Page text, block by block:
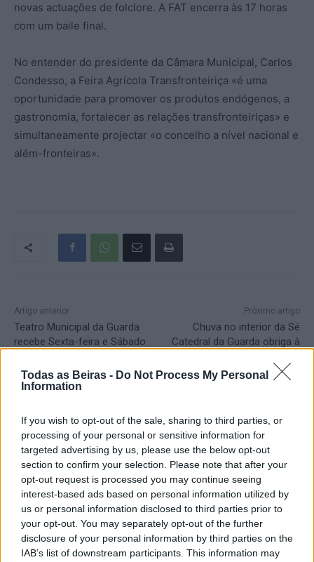
Todas as Beiras - Do Not Process My Personal
Information
If you wish to opt-out of the sale, sharing to third parties, or
processing of your personal or sensitive information for
targeted advertising by us, please use the below opt-out
section to confirm your selection. Please note that after your
opt-out request is processed you may continue seeing
interest-based ads based on personal information utilized by
us or personal information disclosed to third parties prior to
your opt-out. You may separately opt-out of the further
disclosure of your personal information by third parties on the
IAB’s list of downstream participants. This information may
novas actuações de folclore. A FAT encerra às 17 horas
com um baile final.
No entender do presidente da Câmara Municipal, Carlos
Condesso, a Feira Agrícola Transfronteiriça «é uma
oportunidade para promover os produtos endógenos, a
gastronomia, fortalecer as relações transfronteiriças» e
simultaneamente projectar «o concelho a nível nacional e
além-fronteiras».
Artigo anterior
Teatro Municipal da Guarda
recebe Sexta-feira e Sábado
Próximo artigo
Chuva no interior da Sé
Catedral da Guarda obriga à
Desporto
Alexis Guerin conquista a camisola
amarela e Rafael Barbas, de Gonçalo
(Guarda), subiu para o 16° lugar da geral
09/08/2026
Presidente da República recordou ao
Governo que está por cumprir a promessa
de investir 155 ME na Serra da Estrela